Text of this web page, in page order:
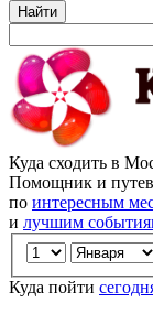
Найти
Куда сходить в
Помощник и
по интересным
и лучшим
Куда пойти